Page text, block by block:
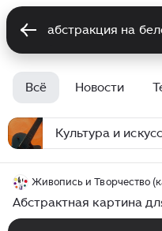
Всё Новости
Культура и
Абстрактная картина